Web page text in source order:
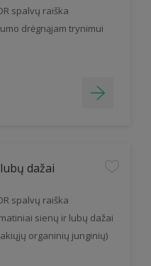
spalvų raiška
drėgnąjam trynimui
dažai
spalvų raiška
sienų ir lubų dažai
organinių junginių)